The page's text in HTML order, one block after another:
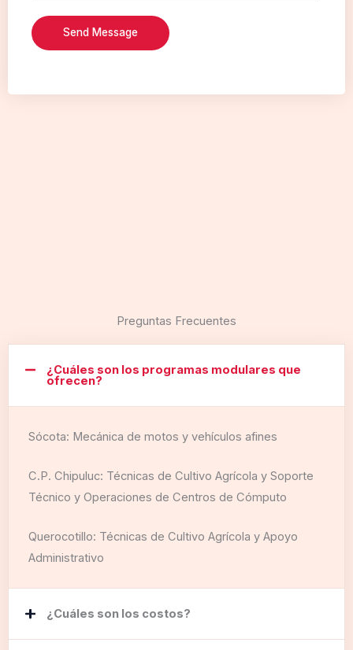
Send Message
Preguntas Frecuentes
¿Cuáles son los programas modulares que
ofrecen?
Sócota: Mecánica de motos y vehículos afines
C.P. Chipuluc: Técnicas de Cultivo Agrícola y Soporte
Técnico y Operaciones de Centros de Cómputo
Querocotillo: Técnicas de Cultivo Agrícola y Apoyo
Administrativo
¿Cuáles son los costos?